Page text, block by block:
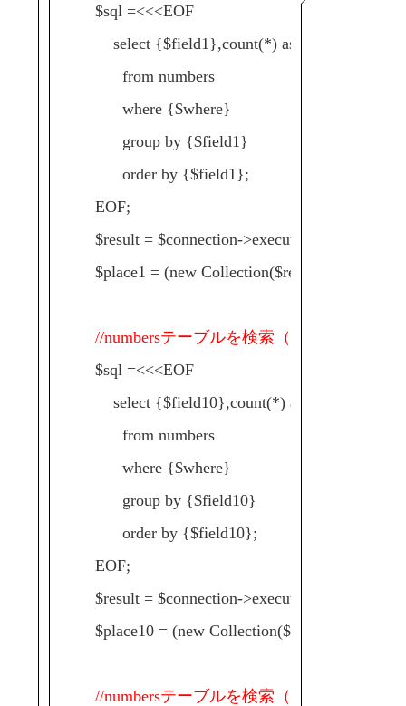
$sql =<<<EOF
select {$field1},count(*) as cnt
from numbers
where {$where}
group by {$field1}
order by {$field1};
EOF;
$result = $connection->execute($sql)-
$place1 = (new Collection($result))-
//numbersテーブルを検索（十の位）
$sql =<<<EOF
select {$field10},count(*) as cnt
from numbers
where {$where}
group by {$field10}
order by {$field10};
EOF;
$result = $connection->execute($sql)-
$place10 = (new Collection($result))-
//numbersテーブルを検索（百の位）